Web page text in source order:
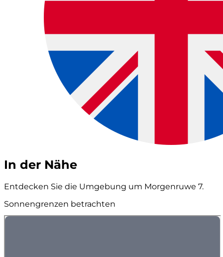
In der Nähe
Entdecken Sie die Umgebung um Morgenruwe 7.
Sonnengrenzen betrachten